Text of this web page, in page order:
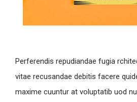
Perferendis repudiandae fugia
vitae recusandae debitis facere
maxime cuuntur at voluptatib uod